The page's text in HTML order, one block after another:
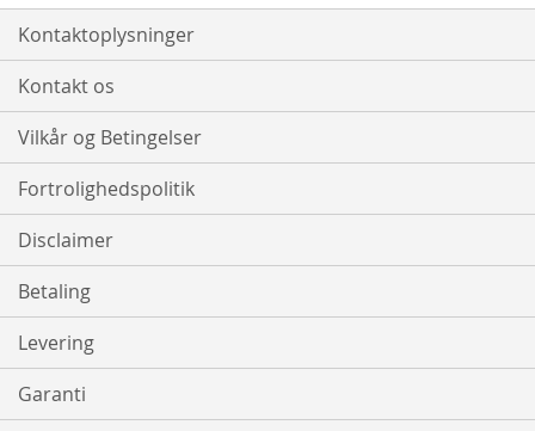
Kontaktoplysninger
Kontakt os
Vilkår og Betingelser
Fortrolighedspolitik
Disclaimer
Betaling
Levering
Garanti